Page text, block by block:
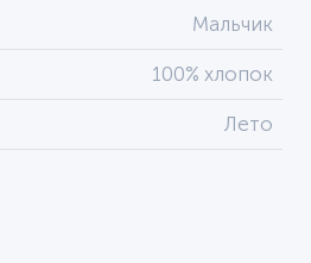
Мальчик
100% хлопок
Лето